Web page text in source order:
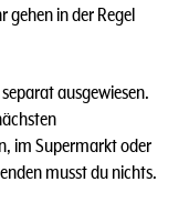
gehen in der Regel
ausgewiesen.
im Supermarkt oder
musst du nichts.